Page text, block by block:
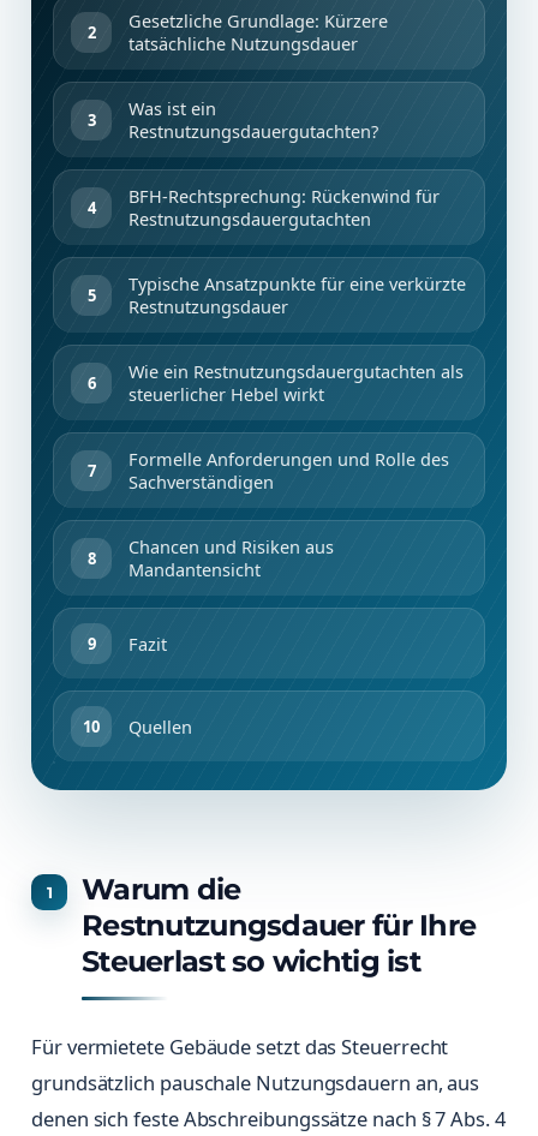
Gesetzliche Grundlage: Kürzere
tatsächliche Nutzungsdauer
Was ist ein
Restnutzungsdauergutachten?
BFH-Rechtsprechung: Rückenwind für
Restnutzungsdauergutachten
Typische Ansatzpunkte für eine verkürzte
Restnutzungsdauer
Wie ein Restnutzungsdauergutachten als
steuerlicher Hebel wirkt
Formelle Anforderungen und Rolle des
Sachverständigen
Chancen und Risiken aus
Mandantensicht
Fazit
Quellen
Warum die
Restnutzungsdauer für Ihre
Steuerlast so wichtig ist
Für vermietete Gebäude setzt das Steuerrecht
grundsätzlich pauschale Nutzungsdauern an, aus
denen sich feste Abschreibungssätze nach § 7 Abs. 4